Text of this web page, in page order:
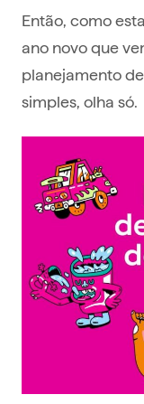
Então, como
ano novo que
planejamento
simples, olha só.